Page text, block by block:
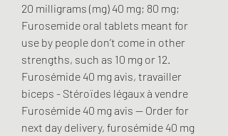
20 milligrams (mg) 40 mg; 80 mg;
Furosemide oral tablets meant for
use by people don’t come in other
strengths, such as 10 mg or 12.
Furosémide 40 mg avis, travailler
biceps - Stéroïdes légaux à vendre
Furosémide 40 mg avis -- Order for
next day delivery, furosémide 40 mg